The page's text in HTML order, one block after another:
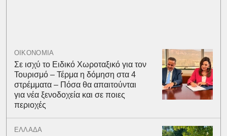
ΟΙΚΟΝΟΜΙΑ
Σε ισχύ το Ειδικό Χωροταξικό για τον
Τουρισμό – Τέρμα η δόμηση στα 4
στρέμματα – Πόσα θα απαιτούνται
για νέα ξενοδοχεία και σε ποιες
περιοχές
ΕΛΛΑΔΑ